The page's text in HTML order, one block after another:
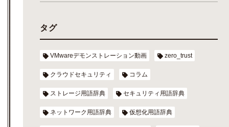
タグ
VMwareデモンストレーション動画 zero_trust
クラウドセキュリティ コラム
ストレージ用語辞典 セキュリティ用語辞典
ネットワーク用語辞典 仮想化用語辞典